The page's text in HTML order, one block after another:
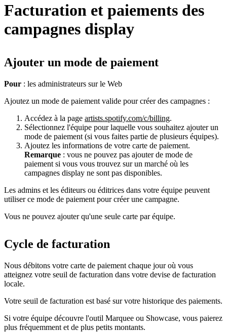
Facturation et paiements des
campagnes display
Ajouter un mode de paiement
Pour : les administrateurs sur le Web
Ajoutez un mode de paiement valide pour créer des campagnes :
Accédez à la page artists.spotify.com/c/billing.
Sélectionnez l'équipe pour laquelle vous souhaitez ajouter un
mode de paiement (si vous faites partie de plusieurs équipes).
Ajoutez les informations de votre carte de paiement.
Remarque : vous ne pouvez pas ajouter de mode de
paiement si vous vous trouvez sur un marché où les
campagnes display ne sont pas disponibles.
Les admins et les éditeurs ou éditrices dans votre équipe peuvent
utiliser ce mode de paiement pour créer une campagne.
Vous ne pouvez ajouter qu'une seule carte par équipe.
Cycle de facturation
Nous débitons votre carte de paiement chaque jour où vous
atteignez votre seuil de facturation dans votre devise de facturation
locale.
Votre seuil de facturation est basé sur votre historique des paiements.
Si votre équipe découvre l'outil Marquee ou Showcase, vous paierez
plus fréquemment et de plus petits montants.